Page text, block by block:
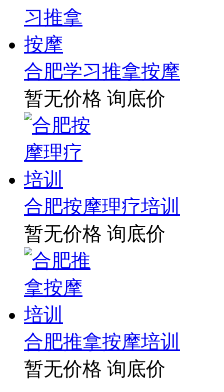
合肥学习推拿按摩
暂无价格 询底价
合肥按摩理疗培训
暂无价格 询底价
合肥推拿按摩培训
暂无价格 询底价